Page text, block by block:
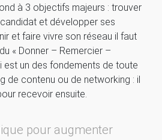
à 3 objectifs majeurs : trouver
et développer ses
et faire vivre son réseau il faut
« Donner – Remercier –
est un des fondements de toute
de contenu ou de networking : il
recevoir ensuite.
pour augmenter